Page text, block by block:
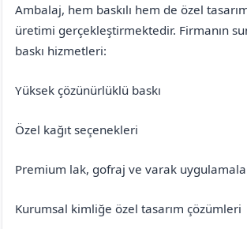
Ambalaj, hem baskılı hem de özel
üretimi gerçekleştirmektedir. Firmanın
baskı hizmetleri:
Yüksek çözünürlüklü baskı
Özel kağıt seçenekleri
Premium lak, gofraj ve varak
Kurumsal kimliğe özel tasarım çözümleri